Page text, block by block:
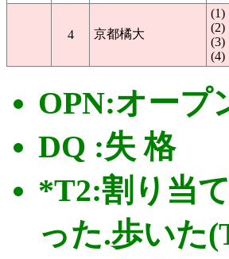
4 京都橘大
(1)
(2)
(3)
(4)
OPN:オープ
DQ :失 格
*T2:割り当
った.歩いた